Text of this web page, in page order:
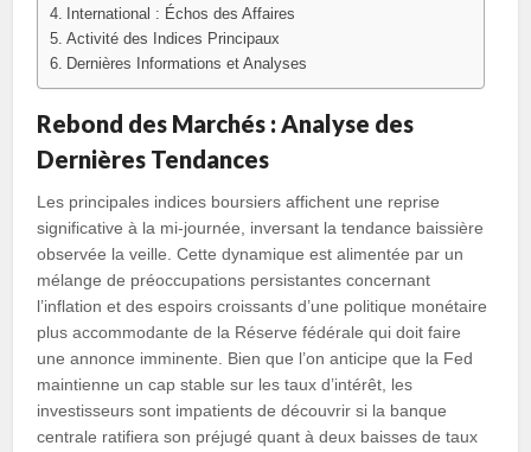
International : Échos des Affaires
Activité des Indices Principaux
Dernières Informations et Analyses
Rebond des Marchés : Analyse des
Dernières Tendances
Les principales indices boursiers affichent une reprise
significative à la mi-journée, inversant la tendance baissière
observée la veille. Cette dynamique est alimentée par un
mélange de préoccupations persistantes concernant
l’inflation et des espoirs croissants d’une politique monétaire
plus accommodante de la Réserve fédérale qui doit faire
une annonce imminente. Bien que l’on anticipe que la Fed
maintienne un cap stable sur les taux d’intérêt, les
investisseurs sont impatients de découvrir si la banque
centrale ratifiera son préjugé quant à deux baisses de taux